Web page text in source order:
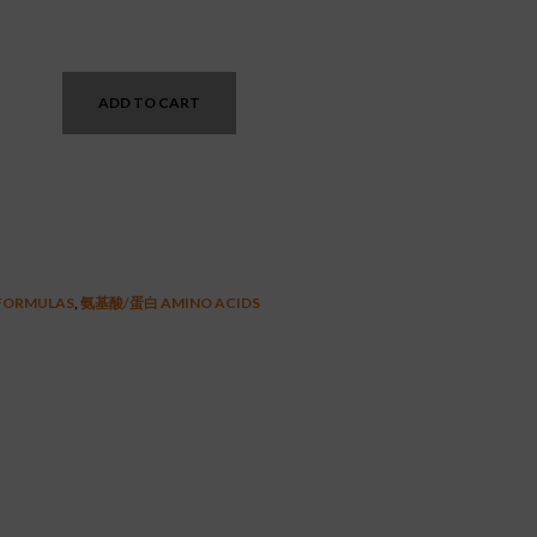
ADD TO CART
, 氨基酸/蛋白 AMINO ACIDS